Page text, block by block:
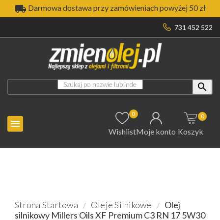
 Darmowa dostawa przy zamówieniach powyżej 50 zł
731 452 522


0
WishlistMoje konto Koszyk
0
Strona Startowa Oleje Silnikowe
Olej
silnikowy Millers Oils XF Premium C3 RN 17 5W30